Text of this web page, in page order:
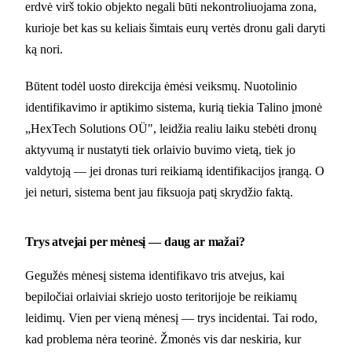
erdvė virš tokio objekto negali būti nekontroliuojama zona,
kurioje bet kas su keliais šimtais eurų vertės dronu gali daryti
ką nori.
Būtent todėl uosto direkcija ėmėsi veiksmų. Nuotolinio
identifikavimo ir aptikimo sistema, kurią tiekia Talino įmonė
„HexTech Solutions OÜ", leidžia realiu laiku stebėti dronų
aktyvumą ir nustatyti tiek orlaivio buvimo vietą, tiek jo
valdytoją — jei dronas turi reikiamą identifikacijos įrangą. O
jei neturi, sistema bent jau fiksuoja patį skrydžio faktą.
Trys atvejai per mėnesį — daug ar mažai?
Gegužės mėnesį sistema identifikavo tris atvejus, kai
bepiločiai orlaiviai skriejo uosto teritorijoje be reikiamų
leidimų. Vien per vieną mėnesį — trys incidentai. Tai rodo,
kad problema nėra teorinė. Žmonės vis dar neskiria, kur